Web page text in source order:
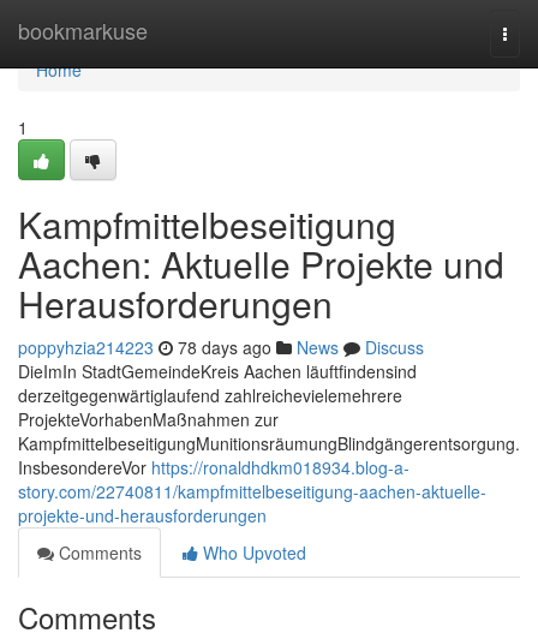
bookmarkuse
Home
Home
1
Kampfmittelbeseitigung
Aachen: Aktuelle Projekte und
Herausforderungen
poppyhzia214223 78 days ago News
Discuss
DieImIn StadtGemeindeKreis Aachen läuftfindensind
derzeitgegenwärtiglaufend zahlreichevielemehrere
ProjekteVorhabenMaßnahmen zur
KampfmittelbeseitigungMunitionsräumungBlindgängerentsorgung.
InsbesondereVor https://ronaldhdkm018934.blog-a-
story.com/22740811/kampfmittelbeseitigung-aachen-aktuelle-
projekte-und-herausforderungen
Comments
Who Upvoted
Comments